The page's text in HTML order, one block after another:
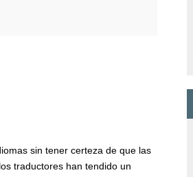
sin tener certeza de que las
traductores han tendido un